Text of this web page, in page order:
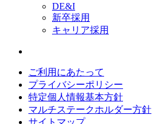
DE&I
新卒採用
キャリア採用
ご利用にあたって
プライバシーポリシー
特定個人情報基本方針
マルチステークホルダー方針
サイトマップ